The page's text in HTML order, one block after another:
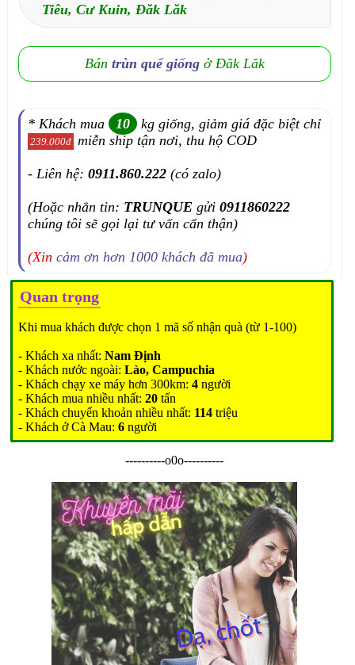
Tiêu, Cư Kuin, Đăk Lăk
Bántrùn quế giống ở Đăk Lăk
* Khách mua 10 kg giống, giảm giá đặc biệt chỉ
239.000đ miễn ship tận nơi, thu hộ COD
- Liên hệ:0911.860.222 (có zalo)
(Hoặc nhắn tin: TRUNQUE gửi0911860222
chúng tôi sẽ gọi lại tư vấn cẩn thận)
(Xincảm ơn hơn 1000 khách đã mua)
Quan trọng
Khi mua khách được chọn 1 mã số nhận quà (từ 1-100)
- Khách xa nhất:Nam Định
- Khách nước ngoài:Lào, Campuchia
- Khách chạy xe máy hơn 300km:4 người
- Khách mua nhiều nhất:20 tấn
- Khách chuyển khoản nhiều nhất: 114 triệu
- Khách ở Cà Mau:6 người
----------o0o----------